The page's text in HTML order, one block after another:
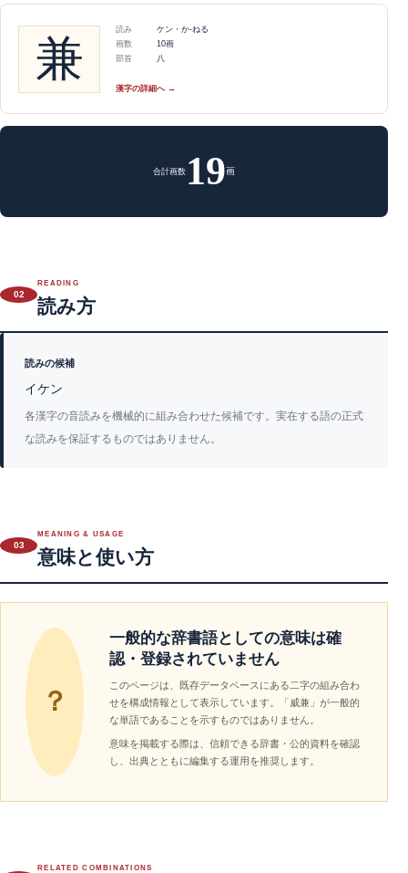
兼
読み
ケン・か-ねる
画数
10画
部首
八
漢字の詳細へ →
合計画数 19画
02
READING
読み方
読みの候補
イケン
各漢字の音読みを機械的に組み合わせた候補です。実在する語の正式
な読みを保証するものではありません。
03
MEANING & USAGE
意味と使い方
？
一般的な辞書語としての意味は確
認・登録されていません
このページは、既存データベースにある二字の組み合わ
せを構成情報として表示しています。「威兼」が一般的
な単語であることを示すものではありません。
意味を掲載する際は、信頼できる辞書・公的資料を確認
し、出典とともに編集する運用を推奨します。
RELATED COMBINATIONS